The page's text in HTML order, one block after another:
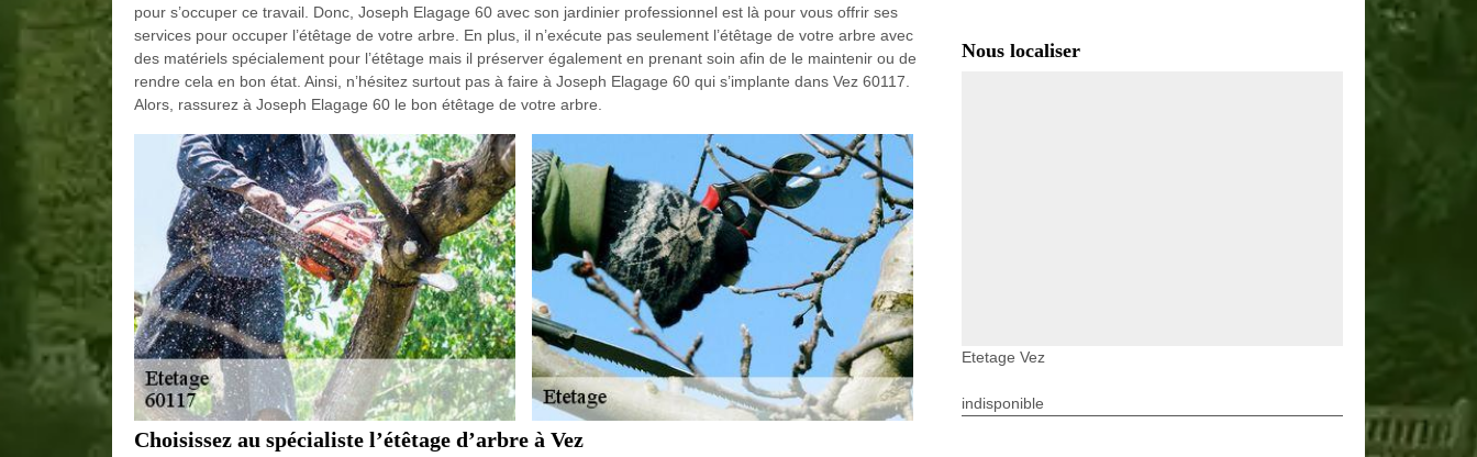
pour s’occuper ce travail. Donc, Joseph Elagage 60 avec son jardinier professionnel est là pour vous offrir ses
services pour occuper l’étêtage de votre arbre. En plus, il n’exécute pas seulement l’étêtage de votre arbre avec
des matériels spécialement pour l’étêtage mais il préserver également en prenant soin afin de le maintenir ou de
rendre cela en bon état. Ainsi, n’hésitez surtout pas à faire à Joseph Elagage 60 qui s’implante dans Vez 60117.
Alors, rassurez à Joseph Elagage 60 le bon étêtage de votre arbre.
Choisissez au spécialiste l’étêtage d’arbre à Vez
Nous localiser
Etetage Vez
indisponible